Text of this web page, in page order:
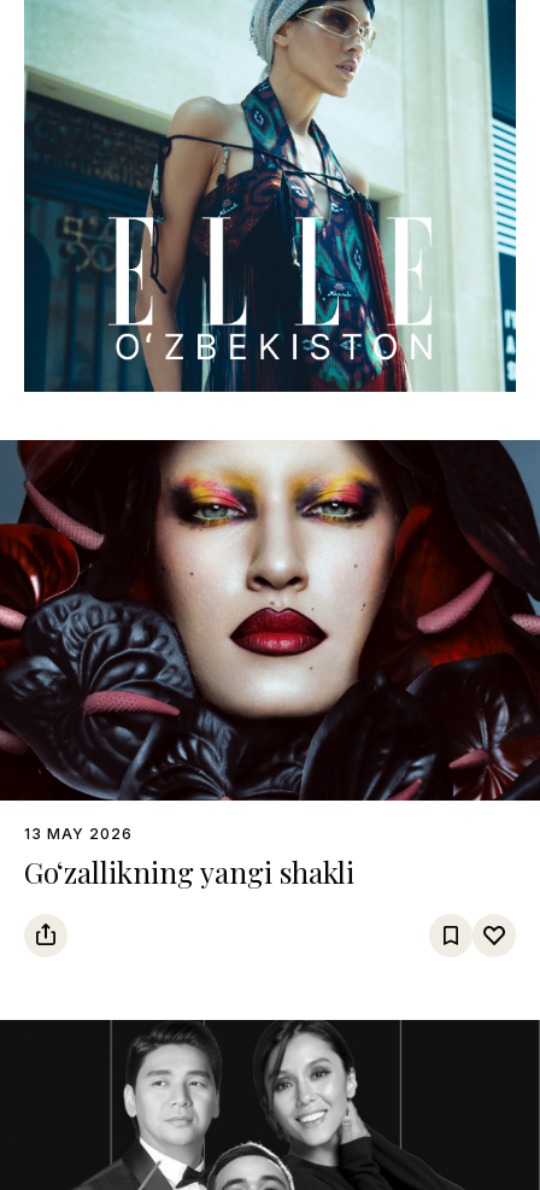
13 MAY 2026
Go‘zallikning yangi shakli